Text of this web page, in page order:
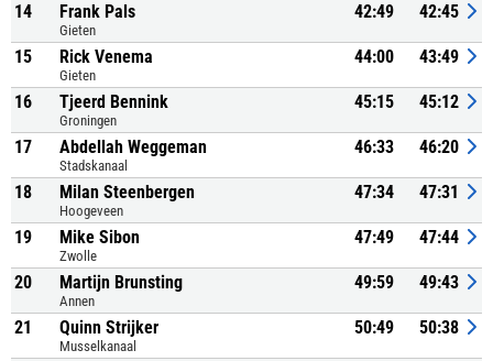
14 Frank Pals
Gieten
42:49 42:45
15 Rick Venema
Gieten
44:00 43:49
16 Tjeerd Bennink
Groningen
45:15 45:12
17 Abdellah Weggeman
Stadskanaal
46:33 46:20
18 Milan Steenbergen
Hoogeveen
47:34 47:31
19 Mike Sibon
Zwolle
47:49 47:44
20 Martijn Brunsting
Annen
49:59 49:43
21 Quinn Strijker
Musselkanaal
50:49 50:38